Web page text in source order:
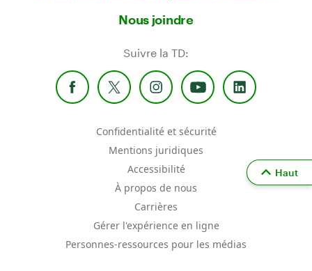
Nous joindre
Suivre la TD:
Confidentialité et sécurité
Mentions juridiques
Accessibilité
À propos de nous
Carrières
Gérer l'expérience en ligne
Personnes-ressources pour les médias
Haut